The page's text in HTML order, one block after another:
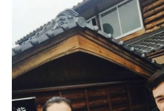
2024年3月 ENJOY
The new
2023年9月
「MADO２周
２０２５年
「一人称
２０２５年３月
２０２４年５月３日〜
自社ファクトリー
２０２４年４
「海の京都・丹後を
PechaKucha
２０２３年
ク
海の京都・丹後で織り
２０２２年６月１日〜
RUCHIKA
博物学をテーマにさまざまなプ
星座をモチーフと
ルーチカさまオン
POP-UP-SHOP
２０２０年７月１
２０１７年１２月１６〜２４日
２０１７年１２月２〜１
オーダ
２０１７年１月１３